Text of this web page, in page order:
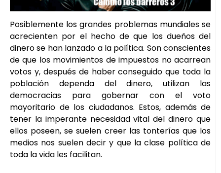
Posiblemente los grandes problemas mundiales se
acrecienten por el hecho de que los dueños del
dinero se han lanzado a la política. Son conscientes
de que los movimientos de impuestos no acarrean
votos y, después de haber conseguido que toda la
población dependa del dinero, utilizan las
democracias para gobernar con el voto
mayoritario de los ciudadanos. Estos, además de
tener la imperante necesidad vital del dinero que
ellos poseen, se suelen creer las tonterías que los
medios nos suelen decir y que la clase política de
toda la vida les facilitan.